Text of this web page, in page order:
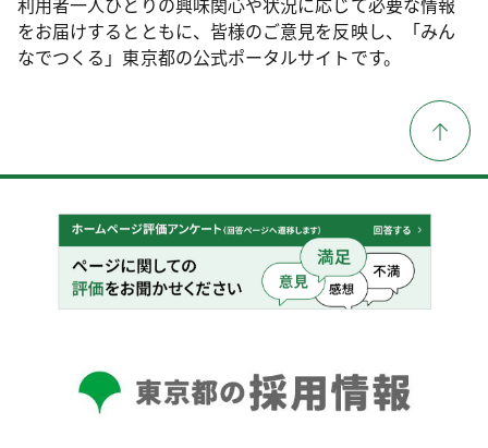
をお届けするとともに、皆様のご意見を反映し、「みん
なでつくる」東京都の公式ポータルサイトです。